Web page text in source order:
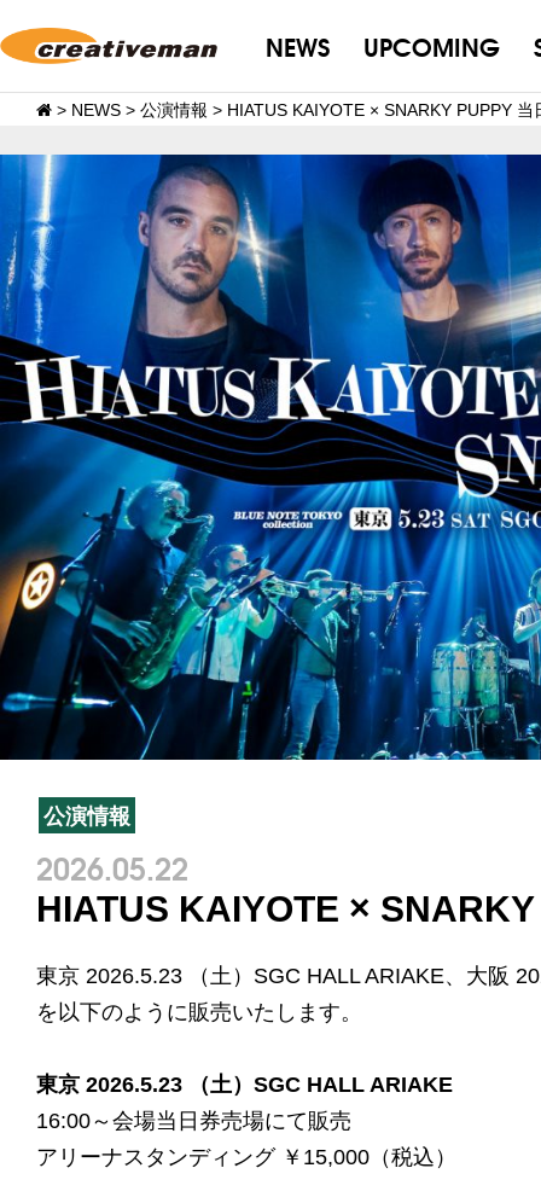
NEWS UPCOMING
> NEWS > 公演情報 > HIATUS KAIYOTE × SNARKY PUPPY
公演情報
2026.05.22
HIATUS KAIYOTE ×
東京 2026.5.23 （土）SGC HALL ARIAKE、大阪
を以下のように販売いたします。
東京 2026.5.23 （土）SGC HALL ARIAKE
16:00～会場当日券売場にて販売
アリーナスタンディング ￥15,000（税込）